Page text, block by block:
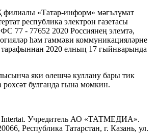
«Татар-информ» мәгълүмат
республика электрон газетасы
77 - 77652 2020 Россиянең элемтә,
һәм гаммәви коммуникацияләрне
тарафыннан 2020 елның 17 гыйнварында
яки өлешчә куллану бары тик
рөхсәт булганда гына мөмкин.
Intertat. Учредитель АО «ТАТМЕДИА».
Республика Татарстан, г. Казань, ул.